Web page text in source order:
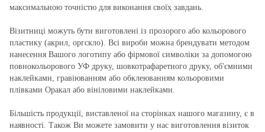
максимальною точністю для виконання своїх завдань.
Візитниці можуть бути виготовлені із прозорого або кольорового
пластику (акрил, оргскло). Всі вироби можна брендувати методом
нанесення Вашого логотипу або фірмової символіки за допомогою
повнокольорового УФ друку, шовкотрафаретного друку, об'ємними
наклейками, гравіюванням або обклеюванням кольоровими
плівками Оракал або вініловими наклейками.
Більшість продукції, виставленої на сторінках нашого магазину, є в
наявності. Також Ви можете замовити у нас виготовлення візиток